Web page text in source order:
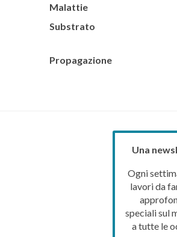
Malattie
Substrato
Propagazione
Una
Ogni
lavori da
speciali sul
a tutte le